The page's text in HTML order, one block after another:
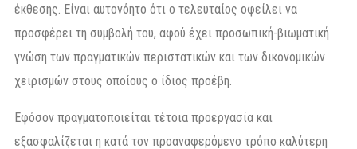
έκθεσης. Είναι αυτονόητο ότι ο τελευταίος οφείλει να
προσφέρει τη συμβολή του, αφού έχει προσωπική-βιωματική
γνώση των πραγματικών περιστατικών και των δικονομικών
χειρισμών στους οποίους ο ίδιος προέβη.
Εφόσον πραγματοποιείται τέτοια προεργασία και
εξασφαλίζεται η κατά τον προαναφερόμενο τρόπο καλύτερη